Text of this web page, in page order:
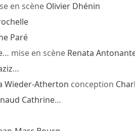
en scène Olivier Dhénin
Paré
… mise en scène Renata
…
Wieder-Atherton conception
Cathrine…